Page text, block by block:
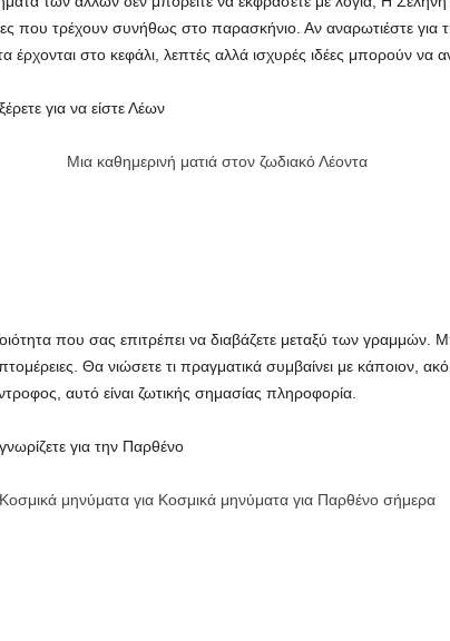
που τρέχουν συνήθως στο παρασκήνιο. Αν αναρωτιέστε για
έρχονται στο κεφάλι, λεπτές αλλά ισχυρές ιδέες μπορούν να
για να είστε Λέων
Μια καθημερινή ματιά στον ζωδιακό Λέοντα
που σας επιτρέπει να διαβάζετε μεταξύ των γραμμών.
Θα νιώσετε τι πραγματικά συμβαίνει με κάποιον,
αυτό είναι ζωτικής σημασίας πληροφορία.
για την Παρθένο
Κοσμικά μηνύματα για Κοσμικά μηνύματα για Παρθένο σήμερα